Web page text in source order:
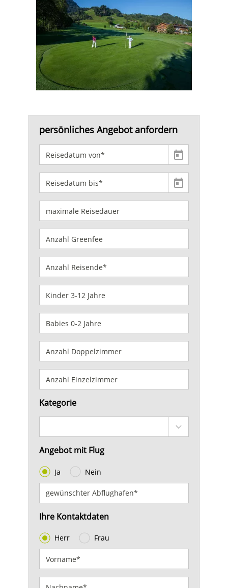
persönliches Angebot anfordern
Kategorie
Angebot mit Flug
Ja Nein
Ihre Kontaktdaten
Herr Frau